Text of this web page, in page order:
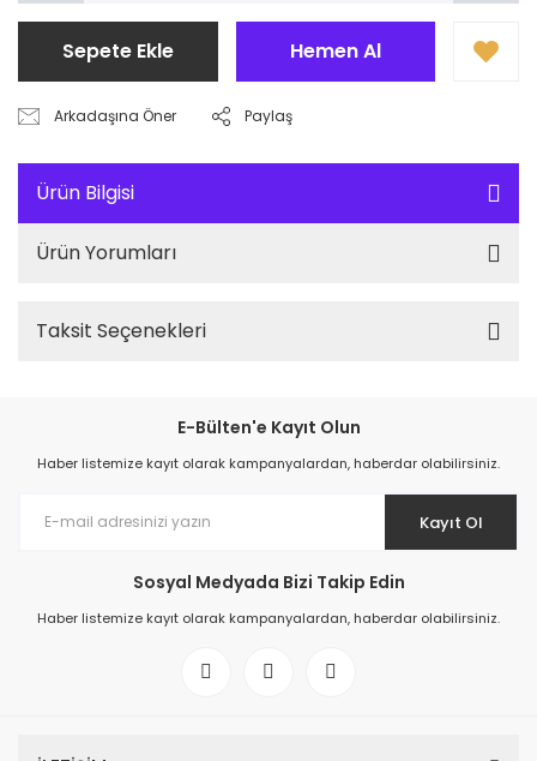
Sepete Ekle Hemen Al
Arkadaşına Öner Paylaş
Ürün Bilgisi
Ürün Yorumları
Taksit Seçenekleri
E-Bülten'e Kayıt Olun
Haber listemize kayıt olarak kampanyalardan, haberdar olabilirsiniz.
Kayıt Ol
Sosyal Medyada Bizi Takip Edin
Haber listemize kayıt olarak kampanyalardan, haberdar olabilirsiniz.